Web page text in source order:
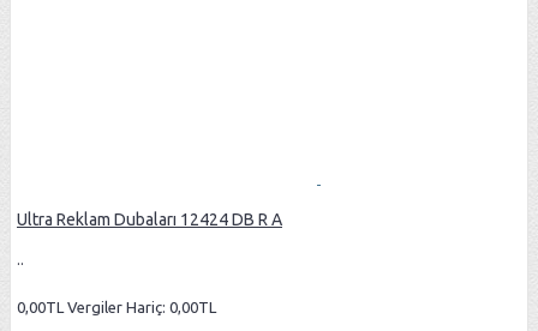
Ultra Reklam Dubaları 12424 DB R A
0,00TL Vergiler Hariç: 0,00TL